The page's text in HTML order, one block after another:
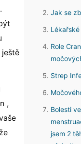
,
Jak se
Role
Strep
Bolesti
jsem 2